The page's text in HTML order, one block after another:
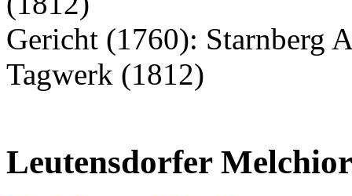
Gericht (1760): Starnberg
Tagwerk (1812)
Leutensdorfer Melchior